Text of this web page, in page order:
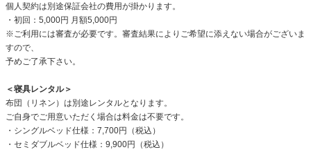
個人契約は別途保証会社の費用が掛かります。
・初回：5,000円 月額5,000円
※ご利用には審査が必要です。審査結果によりご希望に添えない場合がございま
すので、
予めご了承下さい。
＜寝具レンタル＞
布団（リネン）は別途レンタルとなります。
ご自身でご用意いただく場合は料金は不要です。
・シングルベッド仕様：7,700円（税込）
・セミダブルベッド仕様：9,900円（税込）